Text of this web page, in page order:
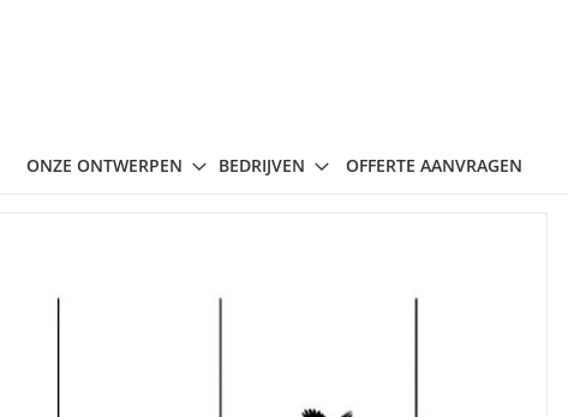
ONZE ONTWERPEN BEDRIJVEN OFFERTE AANVRAGEN